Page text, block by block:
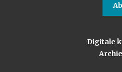
Digitale